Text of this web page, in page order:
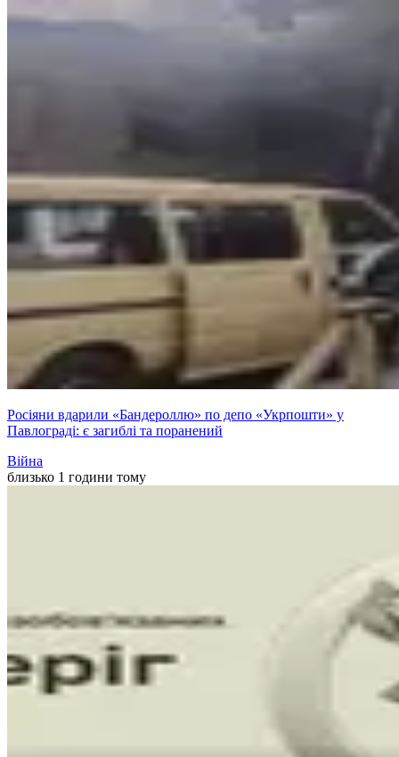
Росіяни вдарили «Бандероллю» по депо «Укрпошти» у
Павлограді: є загиблі та поранений
Війна
близько 1 години тому